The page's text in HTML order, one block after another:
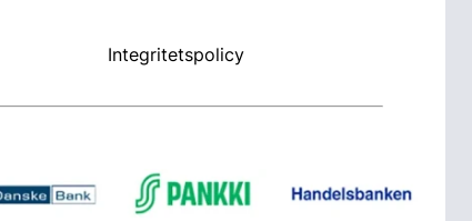
Integritetspolicy